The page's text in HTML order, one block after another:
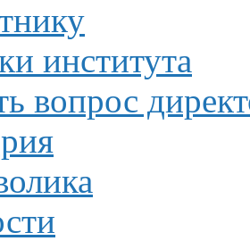
института
вопрос